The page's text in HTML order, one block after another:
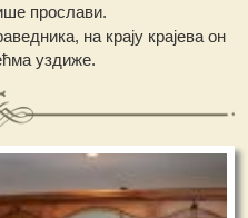
прослави.
на крају крајева он
уздиже.